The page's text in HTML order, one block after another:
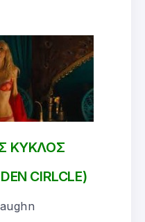
ΚΥΚΛΟΣ
CIRLCLE)